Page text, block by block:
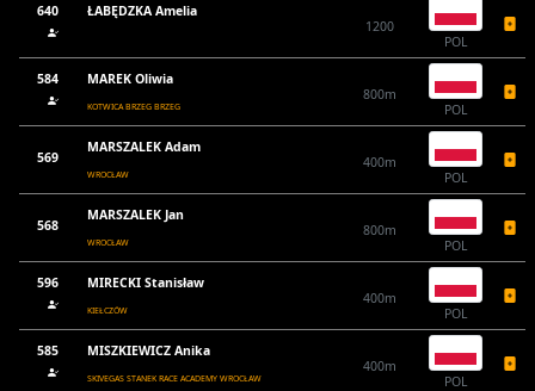
640
ŁABĘDZKA Amelia
1200
POL
584 MAREK Oliwia
KOTWICA BRZEG BRZEG
800m
POL
569
MARSZALEK Adam
WROCŁAW
400m
POL
568
MARSZALEK Jan
WROCŁAW
800m
POL
596 MIRECKI Stanisław
KIEŁCZÓW
400m
POL
585 MISZKIEWICZ Anika
SKIVEGAS STANEK RACE ACADEMY WROCŁAW
400m
POL